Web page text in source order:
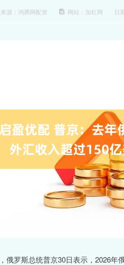
来源：鸿腾网配资 网站：加杠网 日
俄罗斯总统普京30日表示，2026